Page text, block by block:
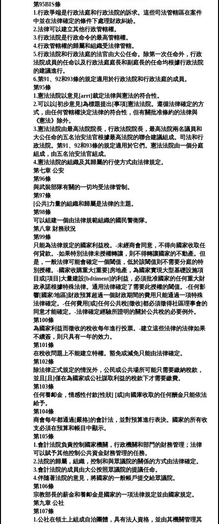
第95BIS條
1.行政爭端是行政法庭和行政法院的訴求。這些司法管轄區在案件
中並在法律確定的條件下處理財政糾紛。
2.法律可以建立其他行政管轄權。
3.行政法院是行政命令的最高管轄權。
4.行政管轄權的歸屬和組織受法律管轄。
5.行政法院和行政法庭的法官由大公任命。除第一次任命外，行政
法院成員的任命以及行政法庭庭長和副庭長的任命均根據行政法院
的建議進行。
6.第91、92和93條的規定適用於行政法院和行政法庭的成員。
第95條
1.憲法法院以意見[arrt]裁定法律與憲法的符合性。
2.可以以[初步意見]為標題提出[事項]憲法法院。遵循法律確定的方
式，由任何管轄權決定法律的符合性，但有關批准條約的法律與
《憲法》除外。
3.憲法法院由最高法院院長，行政法院院長，最高法院兩名議員和
大公任命的五名治安法官根據最高法院的聯合建議組成。司法和行
政法院。第91、92和93條的規定適用於它們。憲法法院由一個分庭
組成，由五名治安法官組成。
4.憲法法院的組織及其歸屬的行使方式由法律規定。
第七章 公安
第96條
與武裝部隊有關的一切均受法律管制。
第97條
[公共]力量的組織和歸屬是法律的主題。
第98條
可以組建一個由法律規範組織的國民警衛隊。
第八章 財務狀況
第99條
只能為法律規定的國家利益稅。-未經商會同意，不得向國家收取任
何貸款。-如果特別法律未授權轉讓，則不得轉讓國家的不動產。但
是，一般法律可能會確定一個閾值，低於該閾值則不需要分庭的特
別授權。-國家收購重大[重要]房地產，為國家實現大型基礎設施項
目或[項目]大量建設[bdtiment]的利益，必須批准國家的任何重大財
政承諾根據特殊法律。通用法律確定了需要此授權的閾值。-任何影
響[國家/地區]財政預算超過一個財政期間的費用只能通過一項特殊
法律確定。-任何費用[或]任何公共稅[徵收]都必須徵得社區理事​​會的
同意才能確定。-法律確定經驗所證明的關於公共稅的必要例外。
第100條
為國家利益而徵收的稅收每年進行投票。-建立這些法律的法律如果
不續簽，則只具有一年的效力。
第101條
在稅收問題上不能建立特權。豁免或減免只能由法律確定。
第102條
除法律正式規定的情況外，公民或公共場所可能只需要繳納稅款，
並且[且]僅在為國家或公社謀取利益的稅款下才需要繳費。
第103條
任何養卹金，情感性付款[性狀] [或]向國庫收取的任何酬金只能依法
給予。
第104條
商會每年都通過[嚴格]的會計法，並對預算進行表決。國家的所有收
支必須在預算和帳目中顯示。
第105條
1.會計法院負責控制國家機關，行政機關和部門的財務管理；法律
可以賦予其他控制公共資金財務管理的任務。
2.法院的歸屬，組織，控制和與眾議院的關係的方式由法律確定。
3.會計法院的成員由大公按照眾議院的提議任命。
4.伴隨著法院的意見，將國家的一般帳戶提交給眾議院。
第106條
宗教部長的薪金和養卹金是國家的一項法律規定並由國家規定。
第九章 公社
第107條
1.公社在領土上組成自治團體，具有法人資格，並由其機關管理其